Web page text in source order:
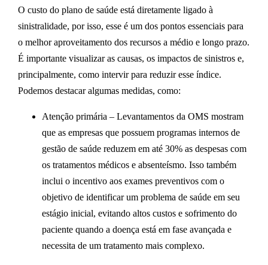
O custo do plano de saúde está diretamente ligado à
sinistralidade, por isso, esse é um dos pontos essenciais para
o melhor aproveitamento dos recursos a médio e longo prazo.
É importante visualizar as causas, os impactos de sinistros e,
principalmente, como intervir para reduzir esse índice.
Podemos destacar algumas medidas, como:
Atenção primária – Levantamentos da OMS mostram
que as empresas que possuem programas internos de
gestão de saúde reduzem em até 30% as despesas com
os tratamentos médicos e absenteísmo. Isso também
inclui o incentivo aos exames preventivos com o
objetivo de identificar um problema de saúde em seu
estágio inicial, evitando altos custos e sofrimento do
paciente quando a doença está em fase avançada e
necessita de um tratamento mais complexo.